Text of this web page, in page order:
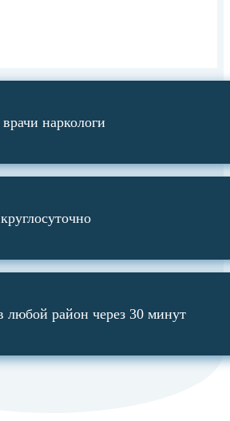
наркологи
любой район через 30 минут